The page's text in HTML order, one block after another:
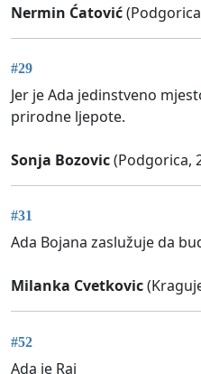
Nermin Ćatović
#29
Jer je Ada jedinstveno
prirodne ljepote.
Sonja Bozovic(Podgorica,
#31
Ada Bojana zaslužuje da
Milanka Cvetkovic
#52
Ada je Raj